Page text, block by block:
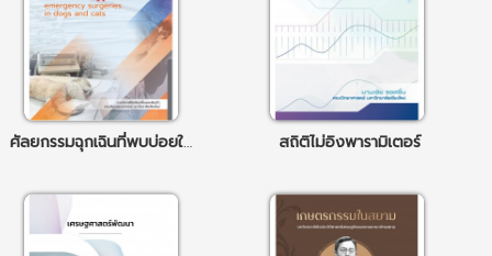
ศัลยกรรมฉุกเฉินที่พบบ่อยในสุนัขและแมว สถิติไม่อิงพารามิเตอร์